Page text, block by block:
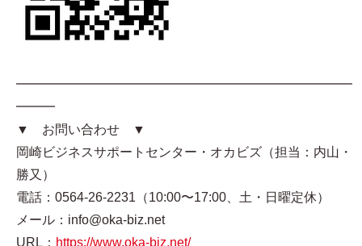
━━━━━━━━━━━━━━━━━━━━━━━━━━
━━━
▼ お問い合わせ ▼
岡崎ビジネスサポートセンター・オカビズ（担当：内山・
勝又）
電話：0564-26-2231（10:00〜17:00、土・日曜定休）
メール：info@oka-biz.net
URL： https://www.oka-biz.net/